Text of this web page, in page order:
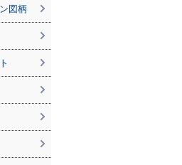
図柄